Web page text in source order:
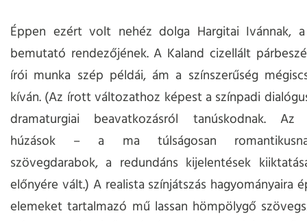
Éppen ezért volt nehéz dolga Hargitai Ivánnak, a
bemutató rendezőjének. A Kaland cizellált
írói munka szép példái, ám a színszerűség
kíván. (Az írott változathoz képest a színpadi
dramaturgiai beavatkozásról tanúskodnak. Az
húzások – a ma túlságosan
szövegdarabok, a redundáns kijelentések
előnyére vált.) A realista színjátszás hagyományaira
elemeket tartalmazó mű lassan hömpölygő